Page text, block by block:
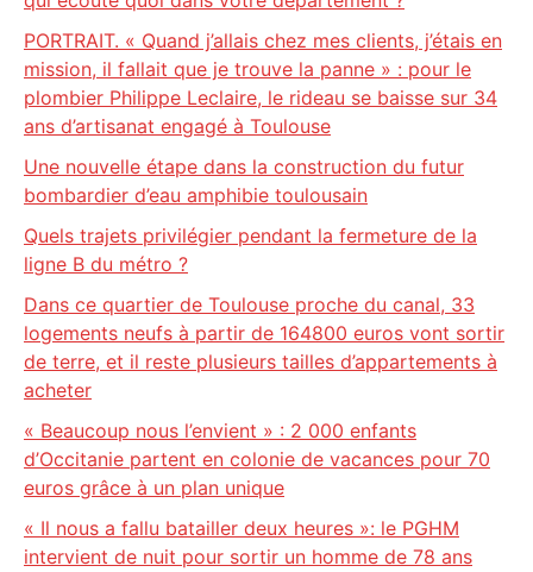
PORTRAIT. « Quand j’allais chez mes clients, j’étais en
mission, il fallait que je trouve la panne » : pour le
plombier Philippe Leclaire, le rideau se baisse sur 34
ans d’artisanat engagé à Toulouse
Une nouvelle étape dans la construction du futur
bombardier d’eau amphibie toulousain
Quels trajets privilégier pendant la fermeture de la
ligne B du métro ?
Dans ce quartier de Toulouse proche du canal, 33
logements neufs à partir de 164800 euros vont sortir
de terre, et il reste plusieurs tailles d’appartements à
acheter
« Beaucoup nous l’envient » : 2 000 enfants
d’Occitanie partent en colonie de vacances pour 70
euros grâce à un plan unique
« Il nous a fallu batailler deux heures »: le PGHM
intervient de nuit pour sortir un homme de 78 ans